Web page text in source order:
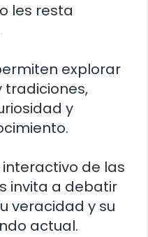
les resta
explorar
tradiciones,
y
de las
invita a debatir
veracidad y su
actual.